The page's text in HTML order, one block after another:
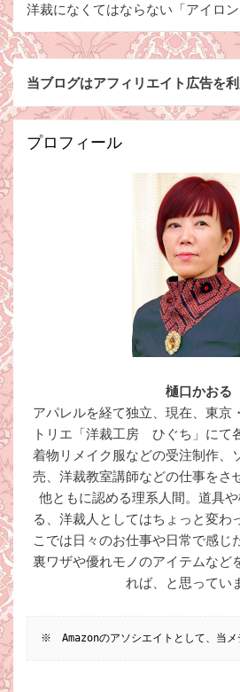
洋裁になくてはならない「アイロ
当ブログはアフィリエイト広告を
プロフィール
樋口かおる
アパレルを経て独立、現在、東京
トリエ「洋裁工房 ひぐち」にて
着物リメイク服などの受注制作、
売、洋裁教室講師などの仕事をさ
他ともに認める理系人間。道具
る、洋裁人としてはちょっと変わ
こでは日々のお仕事や日常で感じ
裏ワザや優れモノのアイテムなど
れば、と思ってい
※　Amazonのアソシエイトとして、当